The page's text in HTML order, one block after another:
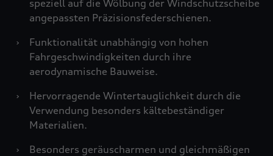
speziell auf die Wölbung der Windschutzscheibe
angepassten Präzisionsfederschienen.
›
Funktionalität unabhängig von hohen
Fahrgeschwindigkeiten durch ihre
aerodynamische Bauweise.
›
Hervorragende Wintertauglichkeit durch die
Verwendung besonders kältebeständiger
Materialien.
›
Besonders geräuscharmen und gleichmäßigen